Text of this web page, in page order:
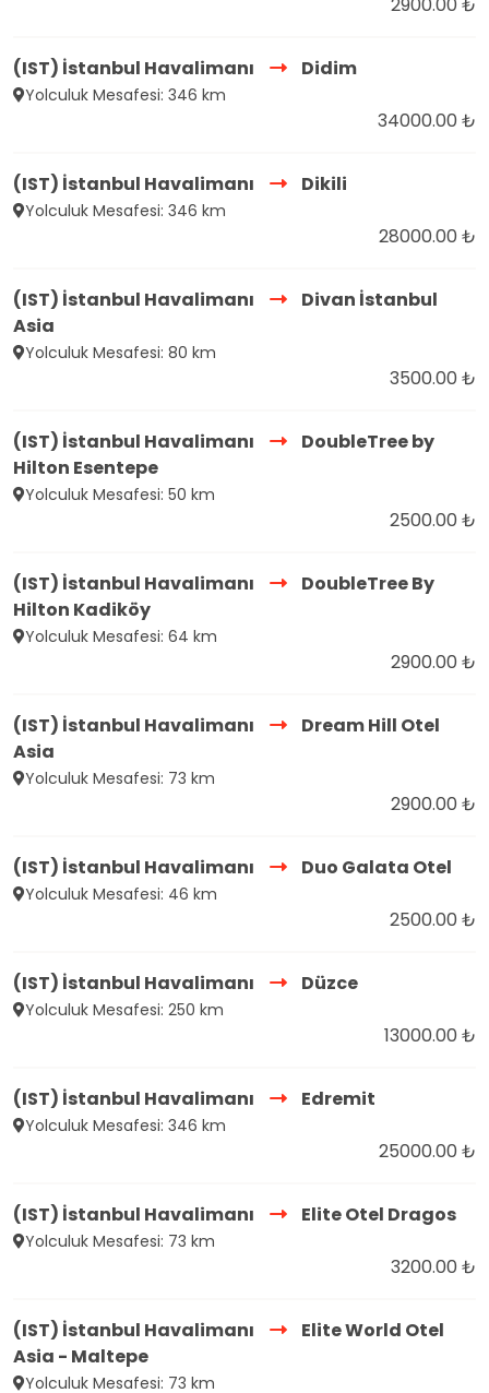
(IST) İstanbul Havalimanı Didim
Yolculuk Mesafesi: 346 km
34000.00 ₺
(IST) İstanbul Havalimanı Dikili
Yolculuk Mesafesi: 346 km
28000.00 ₺
(IST) İstanbul Havalimanı
Divan İstanbul
Asia
Yolculuk Mesafesi: 80 km
3500.00 ₺
(IST) İstanbul Havalimanı
DoubleTree by
Hilton Esentepe
Yolculuk Mesafesi: 50 km
2500.00 ₺
(IST) İstanbul Havalimanı
DoubleTree By
Hilton Kadiköy
Yolculuk Mesafesi: 64 km
2900.00 ₺
(IST) İstanbul Havalimanı
Dream Hill Otel
Asia
Yolculuk Mesafesi: 73 km
2900.00 ₺
(IST) İstanbul Havalimanı Duo Galata Otel
Yolculuk Mesafesi: 46 km
2500.00 ₺
(IST) İstanbul Havalimanı Düzce
Yolculuk Mesafesi: 250 km
13000.00 ₺
(IST) İstanbul Havalimanı Edremit
Yolculuk Mesafesi: 346 km
25000.00 ₺
(IST) İstanbul Havalimanı Elite Otel Dragos
Yolculuk Mesafesi: 73 km
3200.00 ₺
(IST) İstanbul Havalimanı
Elite World Otel
Asia - Maltepe
Yolculuk Mesafesi: 73 km